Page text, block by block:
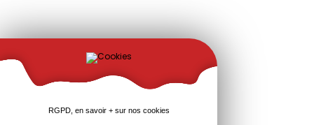
RGPD, en savoir + sur nos cookies